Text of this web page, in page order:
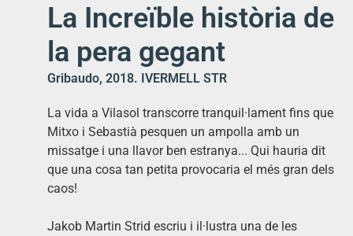
La Increïble història de
la pera gegant
Gribaudo, 2018. IVERMELL STR
La vida a Vilasol transcorre tranquil·lament fins que
Mitxo i Sebastià pesquen un ampolla amb un
missatge i una llavor ben estranya... Qui hauria dit
que una cosa tan petita provocaria el més gran dels
caos!
Jakob Martin Strid escriu i il·lustra una de les